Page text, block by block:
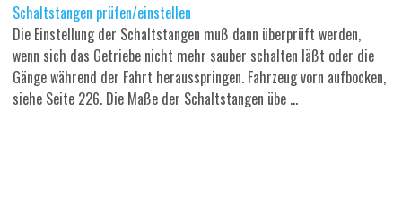
Schaltstangen prüfen/einstellen
Die Einstellung der Schaltstangen muß dann überprüft werden,
wenn sich das Getriebe nicht mehr sauber schalten läßt oder die
Gänge während der Fahrt herausspringen. Fahrzeug vorn aufbocken,
siehe Seite 226. Die Maße der Schaltstangen übe ...